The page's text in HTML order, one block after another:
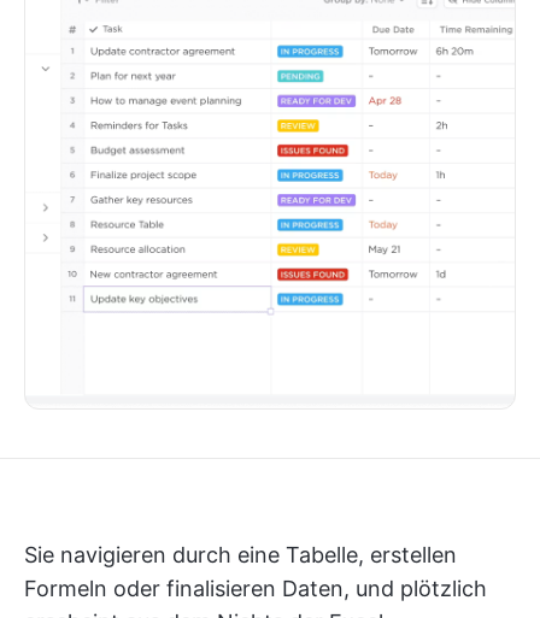
Sie navigieren durch eine Tabelle, erstellen
Formeln oder finalisieren Daten, und plötzlich